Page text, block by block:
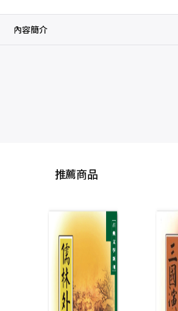
內容簡介
推薦商品